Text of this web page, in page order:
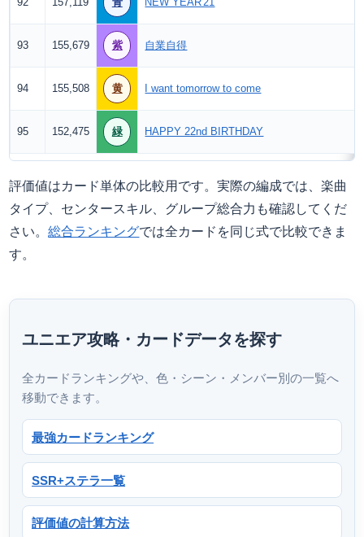
93 155,679 紫 自業自得
94 155,508 黄 I want tomorrow to come
95 152,475 緑 HAPPY 22nd BIRTHDAY
評価値はカード単体の比較用です。実際の編成では、楽曲
タイプ、センタースキル、グループ総合力も確認してくだ
さい。総合ランキングでは全カードを同じ式で比較できま
す。
ユニエア攻略・カードデータを探す
全カードランキングや、色・シーン・メンバー別の一覧へ
移動できます。
最強カードランキング
SSR+ステラ一覧
評価値の計算方法